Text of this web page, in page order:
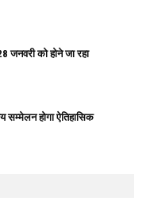
जनवरी को होने जा रहा
होगा ऐतिहासिक